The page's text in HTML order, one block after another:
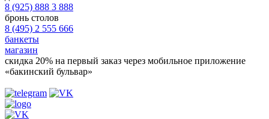
8 (925) 888 3 888
бронь столов
8 (495) 2 555 666
банкеты
магазин
скидка 20% на первый заказ через мобильное приложение
«бакинский бульвар»